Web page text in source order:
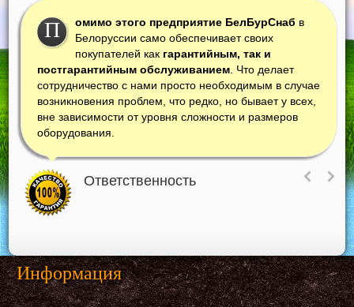
П омимо этого предприятие БелБурСнаб в
Белоруссии само обеспечивает своих
покупателей как гарантийным, так и
постгарантийным обслуживанием . Что делает
сотрудничество с нами просто необходимым в случае
возникновения проблем, что редко, но бывает у всех,
вне зависимости от уровня сложности и размеров
оборудования.
Ответственность
Информация